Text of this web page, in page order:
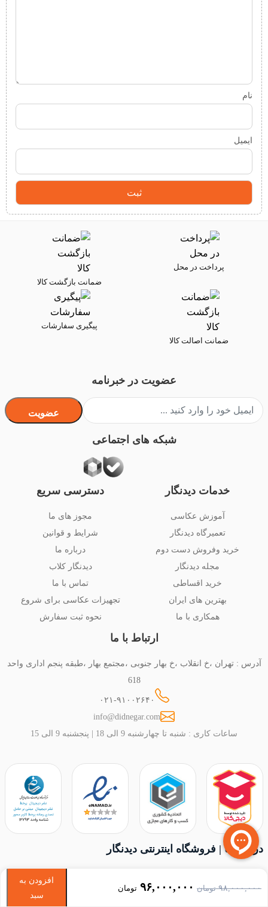
نام
ایمیل
۹۸,۰۰۰,۰۰۰ تومان Original
۹۶,۰۰۰,۰۰۰ تومان
افزودن به
سبد
پرداخت در محل
ضمانت بازگشت کالا
ضمانت اصالت کالا
پیگیری سفارشات
خدمات دیدنگار
آموزش عکاسی
تعمیرگاه دیدنگار
خرید وفروش دست دوم
مجله دیدنگار
خرید اقساطی
بهترین های ایران
همکاری با ما
دسترسی سریع
مجوز های ما
شرایط و قوانین
درباره ما
دیدنگار کلاب
تماس با ما
تجهیزات عکاسی برای شروع
نحوه ثبت سفارش
ارتباط با ما
آدرس : تهران ،خ انقلاب ،خ بهار جنوبی ،مجتمع بهار ،طبقه پنجم اداری واحد
618
۰۲۱-۹۱۰۰۲۶۴۰
info@didnegar.com
ساعات کاری : شنبه تا چهارشنبه 9 الی 18 | پنجشنبه 9 الی 15
عضویت در خبرنامه
عضویت
شبکه های اجتماعی
درباره ما | فروشگاه اینترنتی دیدنگار
مجموعه دیدنگار در سال 1389 با رویکرد حضور در بازار دوربین عکاسی و
فیلمبرداری تأسیس شد. از آغاز تأسیس بهمرور بخش های زیر به این
مجموعه اضافه شد و اکنون افتخار ما این است که قابلیت ارایه مجموعه ای